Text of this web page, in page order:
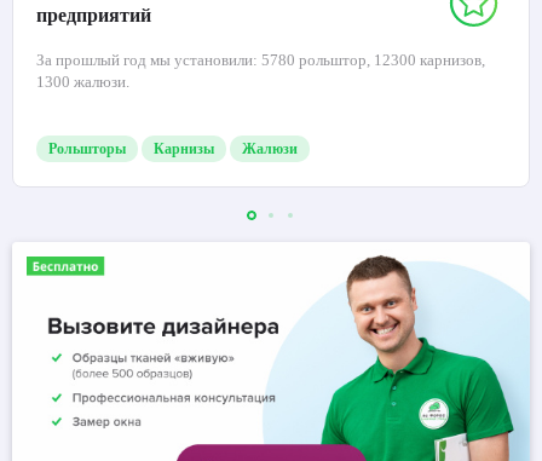
предприятий
За прошлый год мы установили: 5780 рольштор, 12300 карнизов,
1300 жалюзи.
Рольшторы Карнизы Жалюзи